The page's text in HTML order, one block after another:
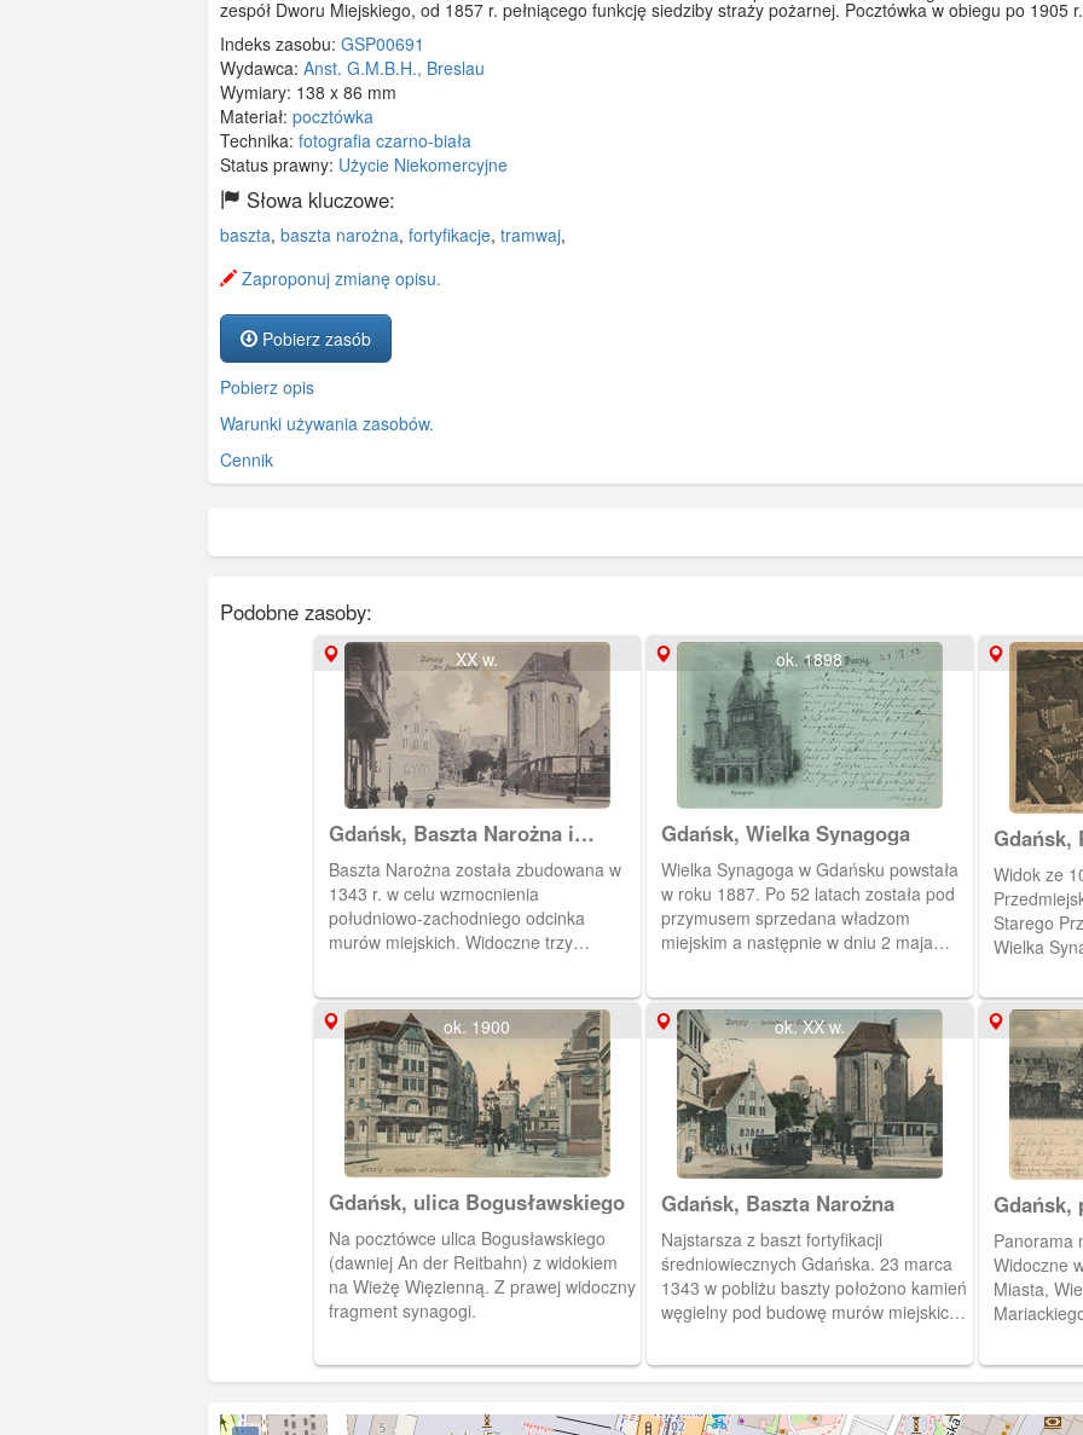
zespół Dworu Miejskiego, od 1857 r. pełniącego funkcję siedziby straży pożarnej. Pocztówka w obiegu po 1905 r.
Indeks zasobu: GSP00691
Wydawca: Anst. G.M.B.H., Breslau
Wymiary: 138 x 86 mm
Materiał: pocztówka
Technika: fotografia czarno-biała
Status prawny: Użycie Niekomercyjne
Słowa kluczowe:
baszta, baszta narożna, fortyfikacje, tramwaj,
Zaproponuj zmianę opisu.
Pobierz zasób
Pobierz opis
Warunki używania zasobów.
Cennik
Podobne zasoby:
XX w.
Gdańsk, Baszta Narożna i
skrzyżowanie z Ogarną i
Bogusławskiego
Baszta Narożna została zbudowana w
1343 r. w celu wzmocnienia
południowo-zachodniego odcinka
murów miejskich. Widoczne trzy
funkcję siedziby straży pożarnej.
ok. 1898
Gdańsk, Wielka Synagoga
Wielka Synagoga w Gdańsku powstała
w roku 1887. Po 52 latach została pod
przymusem sprzedana władzom
miejskim a następnie w dniu 2 maja
Gdańsk,
Graben
Widok ze 100 m na
Starego
Wielka
ok. 1900
Gdańsk, ulica Bogusławskiego
Na pocztówce ulica Bogusławskiego
(dawniej An der Reitbahn) z widokiem
na Wieżę Więzienną. Z prawej widoczny
fragment synagogi.
ok. XX w.
Gdańsk, Baszta Narożna
Najstarsza z baszt fortyfikacji
średniowiecznych Gdańska. 23 marca
1343 w pobliżu baszty położono kamień
węgielny pod budowę murów miejskich
Gdańsk,
Biskupiej
Panorama
Widoczne
Miasta,